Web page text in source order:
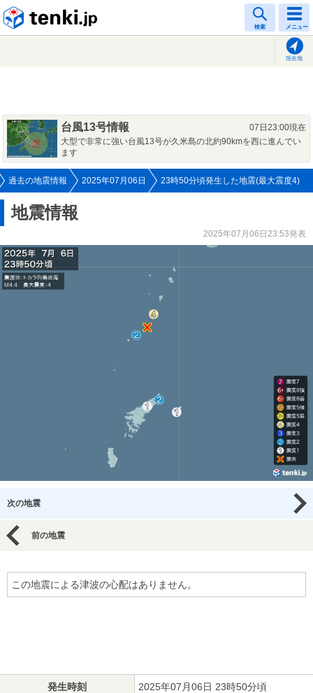
検索 メニュー
現在地
台風13号情報
07日23:00現在
大型で非常に強い台風13号が久米島の北約90kmを西に進んでい
ます
過去の地震情報 2025年07月06日 23時50分頃発生した地震(最大震度4)
地震情報
2025年07月06日23:53発表
次の地震
前の地震
この地震による津波の心配はありません。
発生時刻 2025年07月06日 23時50分頃